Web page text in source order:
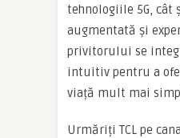
tehnologiile 5G, cât
augmentată și
privitorului se
intuitiv pentru a
viață mult mai
Urmăriți TCL pe